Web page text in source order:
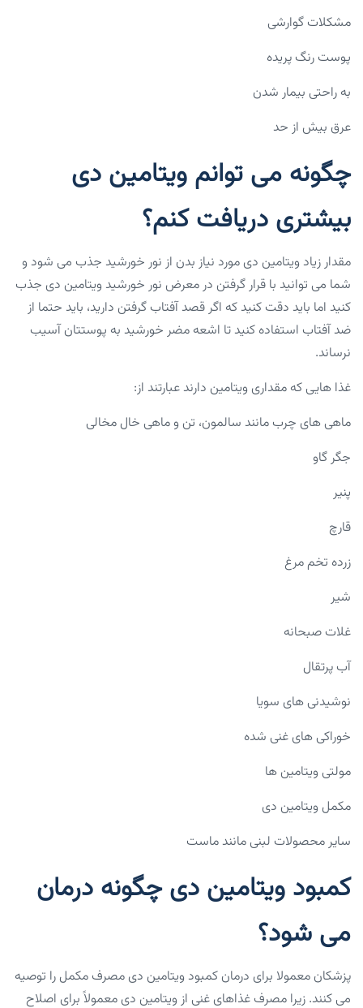
مشکلات گوارشی
پوست رنگ پریده
به راحتی بیمار شدن
عرق بیش از حد
چگونه می توانم ویتامین دی
بیشتری دریافت کنم؟
مقدار زیاد ویتامین دی مورد نیاز بدن از نور خورشید جذب می ‌شود و
شما می توانید با قرار گرفتن در معرض نور خورشید ویتامین دی جذب
کنید اما باید دقت کنید که اگر قصد آفتاب گرفتن دارید، باید حتما از
ضد آفتاب استفاده کنید تا اشعه مضر خورشید به پوستتان آسیب
نرساند.
غذا هایی که مقداری ویتامین دارند عبارتند از:
ماهی های چرب مانند سالمون، تن و ماهی خال مخالی
جگر گاو
پنیر
قارچ
زرده تخم مرغ
شیر
غلات صبحانه
آب پرتقال
نوشیدنی های سویا
خوراکی های غنی شده
مولتی ویتامین ها
مکمل ویتامین دی
سایر محصولات لبنی مانند ماست
کمبود ویتامین دی چگونه درمان
می شود؟
پزشکان معمولا برای درمان کمبود ویتامین دی مصرف مکمل را توصیه
می کنند. زیرا مصرف غذاهای غنی از ویتامین دی معمولاً برای اصلاح